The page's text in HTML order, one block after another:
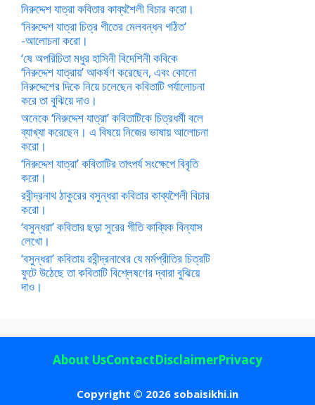
নিরুদ্দেশ যাত্রা কবিতার কাব্যশৈলী বিচার করো।
‘নিরুদ্দেশ যাত্রা চিত্র গীতের মেলবন্ধন গঠিত’
-আলোচনা করো।
‘ষে অপরিচিতা মধুর হাসিনী বিদেশিনী কবিকে
‘নিরুদ্দেশ যাত্রায়’ আকর্ষণ করেছেন, এবং কোনো
নিরুদ্দেশের দিকে নিয়ে চলেছেন কবিতাটি পর্যালোচনা
করে তা বুঝিয়ে দাও।
অনেকে ‘নিরুদ্দেশ যাত্রা’ কবিতাটিকে চিত্রধর্মী বলে
ব্যাখ্যা করেছেন। এ বিষয়ে নিজের ভাষায় আলোচনা
করো।
‘নিরুদ্দেশ যাত্রা’ কবিতাটির তাৎপর্য সংক্ষেপে বিবৃতি
করো।
রবীন্দ্রনাথ ঠাকুরের বসুন্ধরা কবিতার কাব্যশৈলী বিচার
করো।
‘বসুন্ধরা’ কবিতার ছড়া সুরের গীতি কাব্যিক বিন্যাস
লেখো।
‘বসুন্ধরা’ কবিতায় রবীন্দ্রনাথের যে মর্মপ্রীতির চিত্রটি
ফুটে উঠেছে তা কবিতাটি বিশ্লেষণের দ্বারা বুঝিয়ে
দাও।
Copyright © 2026 sobaisikhi.in
About UsContactDisclaimerPrivacy